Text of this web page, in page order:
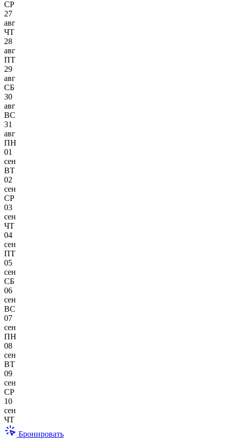
СР
27
авг
ЧТ
28
авг
ПТ
29
авг
СБ
30
авг
ВС
31
авг
ПН
01
сен
ВТ
02
сен
СР
03
сен
ЧТ
04
сен
ПТ
05
сен
СБ
06
сен
ВС
07
сен
ПН
08
сен
ВТ
09
сен
СР
10
сен
ЧТ
Бронировать